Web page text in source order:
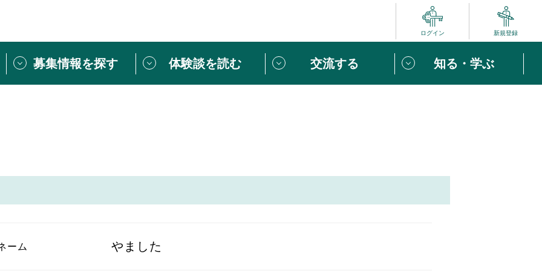
ログイン 新規登録
募集情報を探す 体験談を読む 交流する 知る・学ぶ
スペシャルインタビュー
ボランティアはじめの一歩
ーム やました